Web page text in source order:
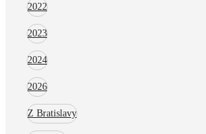
2022
2023
2024
2026
Z Bratislavy